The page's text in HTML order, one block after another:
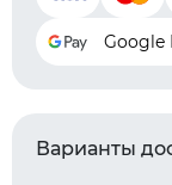
Google
Варианты